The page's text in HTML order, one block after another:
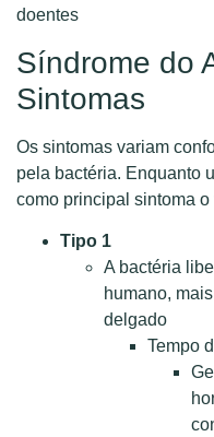
doentes
Síndrome do
Sintomas
Os sintomas variam
pela bactéria. Enquanto
como principal sintoma o
Tipo 1
A bactéria
humano,
delgado
Tempo